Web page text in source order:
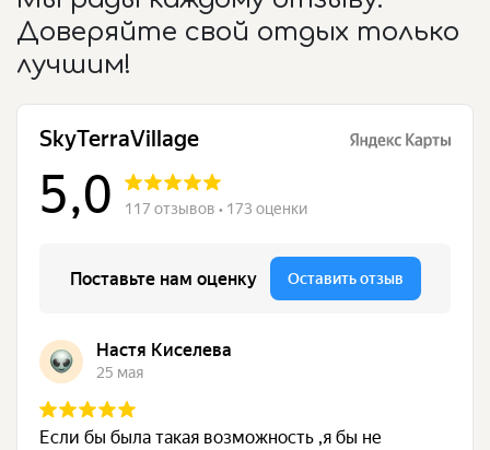
Доверяйте свой отдых только
лучшим!